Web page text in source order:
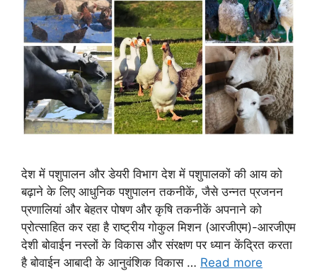
देश में पशुपालन और डेयरी विभाग देश में पशुपालकों की आय को
बढ़ाने के लिए आधुनिक पशुपालन तकनीकें, जैसे उन्नत प्रजनन
प्रणालियां और बेहतर पोषण और कृषि तकनीकें अपनाने को
प्रोत्साहित कर रहा है राष्ट्रीय गोकुल मिशन (आरजीएम)-आरजीएम
देशी बोवाईन नस्लों के विकास और संरक्षण पर ध्यान केंद्रित करता
है बोवाईन आबादी के आनुवंशिक विकास … Read more